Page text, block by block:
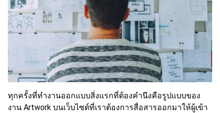
ทุกครั้งที่ทำงานออกแบบสิ่งแรกที่ต้องคำนึงคือรูปแบบของ
งาน Artwork บนเว็บไซต์ที่เราต้องการสื่อสารออกมาให้ผู้เข้า